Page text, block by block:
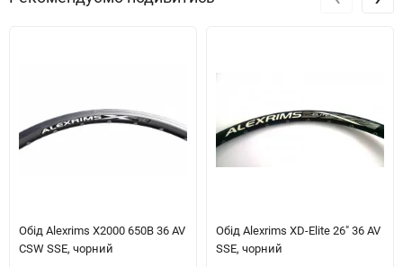
Обід Alexrims X2000 650B 36 AV
CSW SSE, чорний
Обід Alexrims XD-Elite 26" 36 AV
SSE, чорний